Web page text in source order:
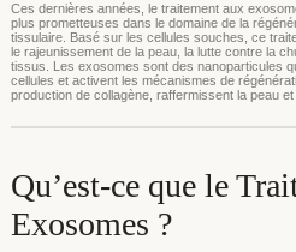
Ces dernières années, le traitement aux
plus prometteuses dans le domaine de la
tissulaire. Basé sur les cellules souches, ce
le rajeunissement de la peau, la lutte contre la
tissus. Les exosomes sont des nanoparticules
cellules et activent les mécanismes de
production de collagène, raffermissent la peau
Qu’est-ce que le
Exosomes ?